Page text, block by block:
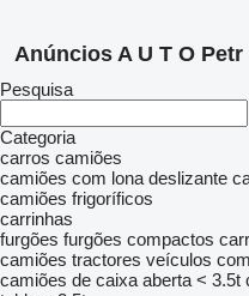
Anúncios A U T O
Pesquisa
Categoria
carros camiões
camiões com lona deslizante
camiões frigoríficos
carrinhas
furgões furgões compactos
camiões tractores veículos
camiões de caixa aberta < 3.5t